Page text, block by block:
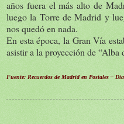
años fuera el más alto de
luego la Torre de Madrid y
nos quedó en nada.
En esta época, la Gran Vía
asistir a la proyección de “Alba
Fuente: Recuerdos de Madrid en Postales –